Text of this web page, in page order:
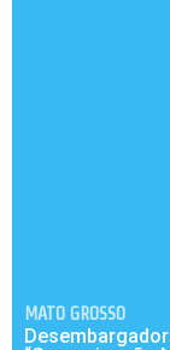
MATO GROSSO